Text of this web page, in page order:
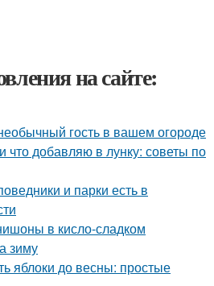
на сайте:
гость в вашем огороде
что добавляю в лунку: советы по
и парки есть в
в кисло-сладком
зиму
яблоки до весны: простые